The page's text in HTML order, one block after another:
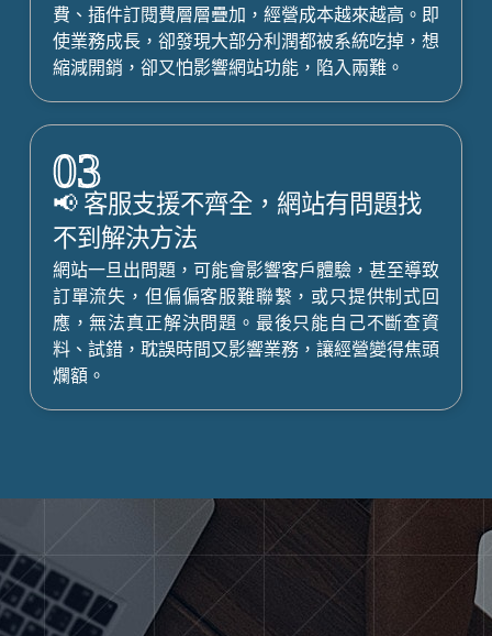
費、插件訂閱費層層疊加，經營成本越來越高。即
使業務成長，卻發現大部分利潤都被系統吃掉，想
縮減開銷，卻又怕影響網站功能，陷入兩難。
03
📢 客服支援不齊全，網站有問題找
不到解決方法
網站一旦出問題，可能會影響客戶體驗，甚至導致
訂單流失，但偏偏客服難聯繫，或只提供制式回
應，無法真正解決問題。最後只能自己不斷查資
料、試錯，耽誤時間又影響業務，讓經營變得焦頭
爛額。